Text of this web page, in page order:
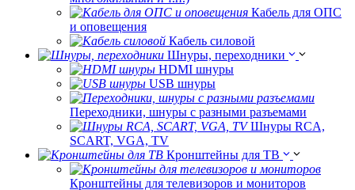
Кабель для ОПС
и оповещения
Кабель силовой
Шнуры, переходники
HDMI шнуры
USB шнуры
Переходники, шнуры с разными разъемами
Шнуры RCA,
SCART, VGA, TV
Кронштейны для ТВ
Кронштейны для телевизоров и мониторов